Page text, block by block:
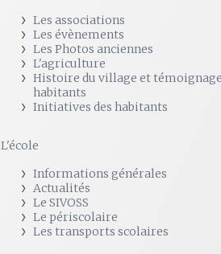
Les associations
Les évènements
Les Photos anciennes
L'agriculture
Histoire du village et
habitants
Initiatives des habitants
L'école
Informations générales
Actualités
Le SIVOSS
Le périscolaire
Les transports scolaires